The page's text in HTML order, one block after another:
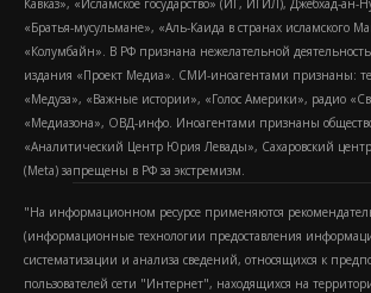
«Братья-мусульмане», «Аль-Каида в странах исламского
«Колумбайн». В РФ признана нежелательной
издания «Проект Медиа». СМИ-иноагентами признаны:
«Медуза», «Важные истории», «Голос Америки», радио
«Медиазона», ОВД-инфо. Иноагентами признаны
«Аналитический Центр Юрия Левады», Сахаровский
(Metа) запрещены в РФ за экстремизм.
"На информационном ресурсе применяются
(информационные технологии предоставления
систематизации и анализа сведений, относящихся к
пользователей сети "Интернет", находящихся на